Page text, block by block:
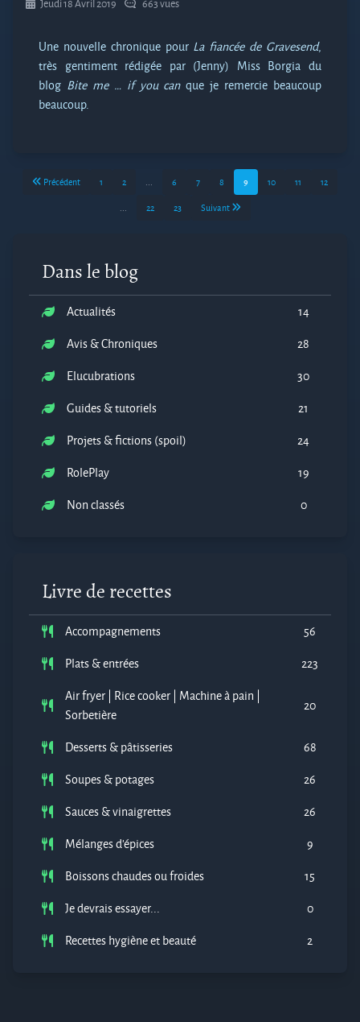
Jeudi 18 Avril 2019 663 vues
Une nouvelle chronique pour La fiancée de Gravesend,
très gentiment rédigée par (Jenny) Miss Borgia du
blog Bite me … if you canque je remercie beaucoup
beaucoup.
Précédent 1 2 6 7 8 9 10 11 12
22 23 Suivant
Dans le blog
Actualités
14
Avis & Chroniques
28
Elucubrations
30
Guides & tutoriels
21
Projets & fictions (spoil)
24
RolePlay
19
Non classés
0
Livre de recettes
Accompagnements
56
Plats & entrées
223
Air fryer | Rice cooker | Machine à pain |
Sorbetière
20
Desserts & pâtisseries
68
Soupes & potages
26
Sauces & vinaigrettes
26
Mélanges d'épices
9
Boissons chaudes ou froides
15
Je devrais essayer...
0
Recettes hygiène et beauté
2